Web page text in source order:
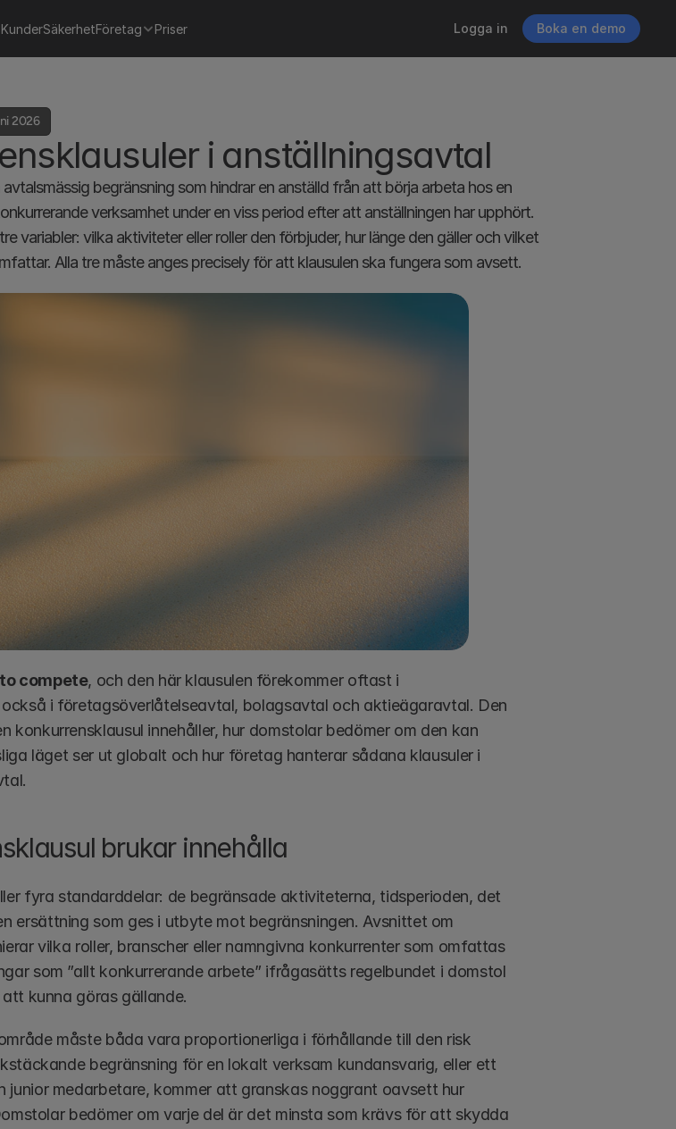
KunderSäkerhetFöretag Priser Logga in Boka en demo
2026
i anställningsavtal
avtalsmässig begränsning som hindrar en anställd från att börja arbeta hos en
verksamhet under en viss period efter att anställningen har upphört.
variabler: vilka aktiviteter eller roller den förbjuder, hur länge den gäller och vilket
Alla tre måste anges precisely för att klausulen ska fungera som avsett.
compete, och den här klausulen förekommer oftast i
i företagsöverlåtelseavtal, bolagsavtal och aktieägaravtal. Den
konkurrensklausul innehåller, hur domstolar bedömer om den kan
läget ser ut globalt och hur företag hanterar sådana klausuler i
brukar innehålla
fyra standarddelar: de begränsade aktiviteterna, tidsperioden, det
ersättning som ges i utbyte mot begränsningen. Avsnittet om
vilka roller, branscher eller namngivna konkurrenter som omfattas
som ”allt konkurrerande arbete” ifrågasätts regelbundet i domstol
kunna göras gällande.
måste båda vara proportionerliga i förhållande till den risk
begränsning för en lokalt verksam kundansvarig, eller ett
junior medarbetare, kommer att granskas noggrant oavsett hur
bedömer om varje del är det minsta som krävs för att skydda